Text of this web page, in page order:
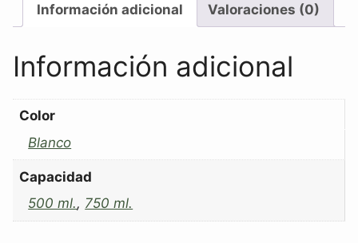
Información adicional Valoraciones (0)
Información adicional
Color
Blanco
Capacidad
500 ml., 750 ml.